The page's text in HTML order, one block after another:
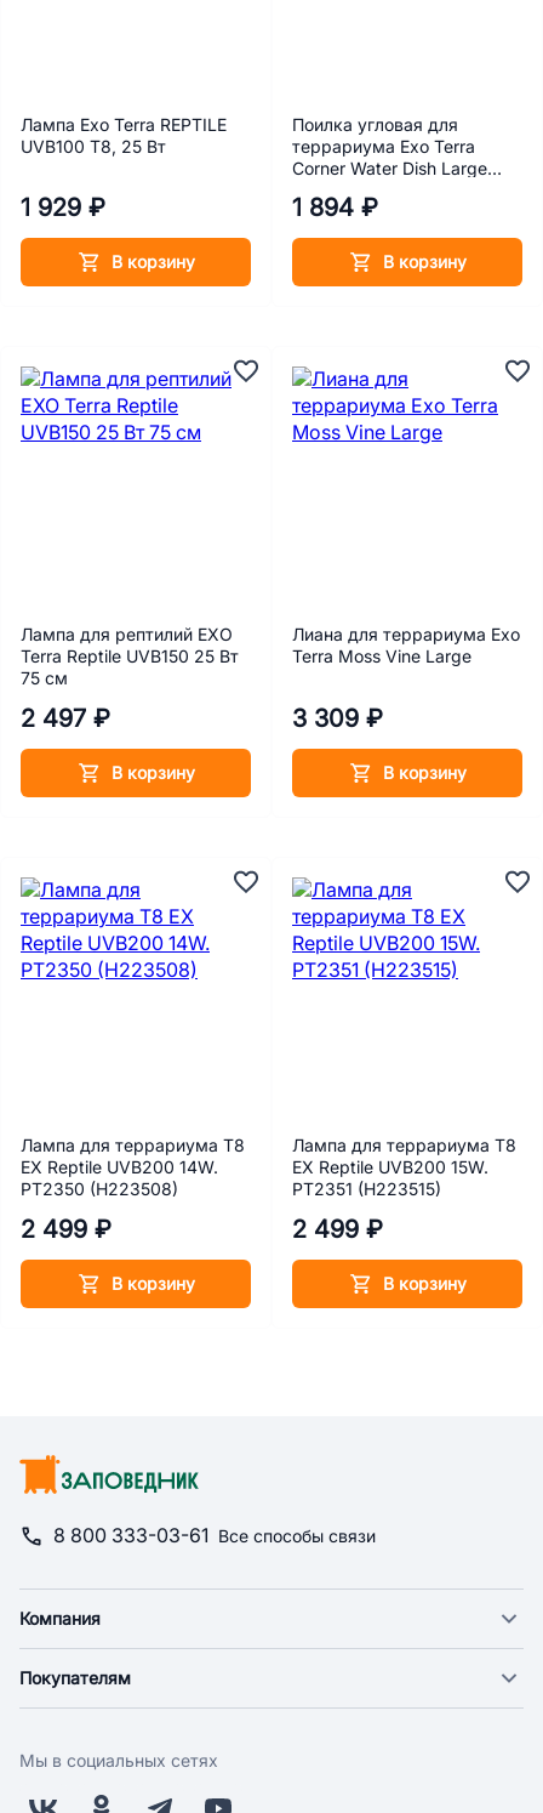
Лампа Exo Terra REPTILE
UVB100 Т8, 25 Вт
1 929 ₽
В корзину
Поилка угловая для
террариума Exo Terra
Corner Water Dish Large
1 894 ₽
В корзину
Лампа для рептилий EXO
Terra Reptile UVB150 25 Вт
75 см
2 497 ₽
В корзину
Лиана для террариума Exo
Terra Moss Vine Large
3 309 ₽
В корзину
Лампа для террариума Т8
EX Reptile UVB200 14W.
PT2350 (H223508)
2 499 ₽
В корзину
Лампа для террариума Т8
EX Reptile UVB200 15W.
PT2351 (H223515)
2 499 ₽
В корзину
8 800 333-03-61 Все способы связи
Компания
Новости
Поставщикам
Покупателям
Оплата
Мы в социальных сетях